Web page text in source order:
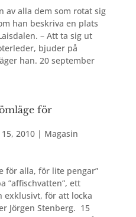
av alla dem som rotat sig
han beskriva en plats
– Att ta sig ut
bjuder på
han. 20 september
för
2010| Magasin
för alla, för lite pengar”
”affischvatten”, ett
exklusivt, för att locka
Jörgen Stenberg. 15